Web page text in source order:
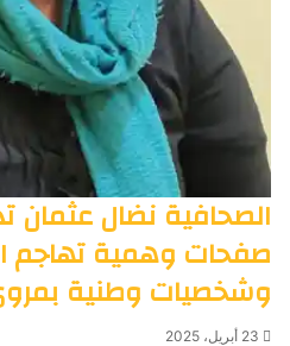
الصحافية نضال عثمان
صفحات وهمية تهاجم
وشخصيات وطنية
23 أبريل، 2025